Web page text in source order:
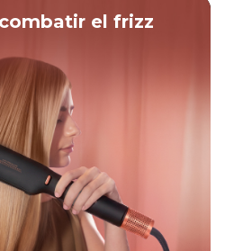
el frizz